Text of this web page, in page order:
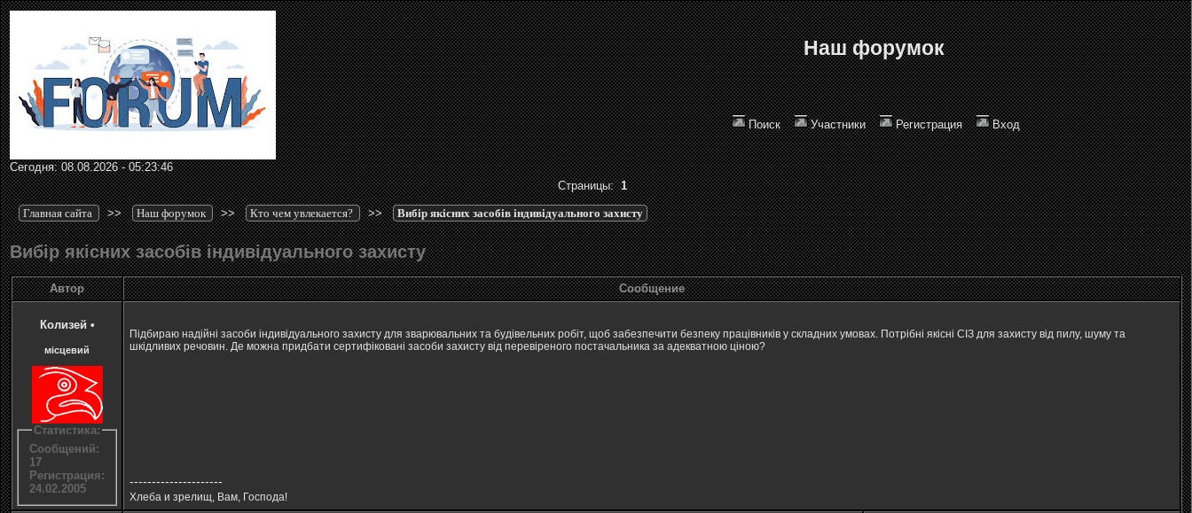
Наш форумок
Поиск Участники Регистрация Вход
Сегодня: 08.08.2026 - 05:23:46
Страницы:1
Главная сайта >> Наш форумок >> Кто чем увлекается? >> Вибір якісних засобів індивідуального захисту
Вибір якісних засобів індивідуального захисту
Автор Сообщение
Колизей •
місцевий
Статистика:
Сообщений:
17
Регистрация:
24.02.2005
Підбираю надійні засоби індивідуального захисту для зварювальних та будівельних робіт, щоб забезпечити безпеку працівників у складних умовах. Потрібні якісні СІЗ для захисту від пилу, шуму та
шкідливих речовин. Де можна придбати сертифіковані засоби захисту від перевіреного постачальника за адекватною ціною?
---------------------
Хлеба и зрелищ, Вам, Господа!